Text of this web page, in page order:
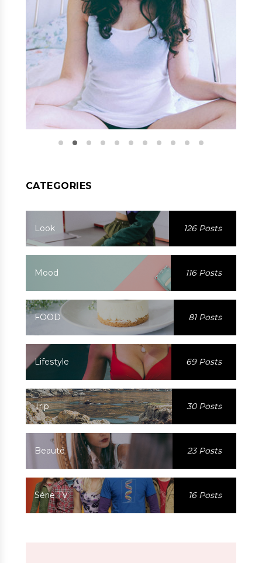
CATEGORIES
Look 126 Posts
Mood 116 Posts
FOOD 81 Posts
Lifestyle 69 Posts
Trip 30 Posts
Beauté 23 Posts
Série TV 16 Posts